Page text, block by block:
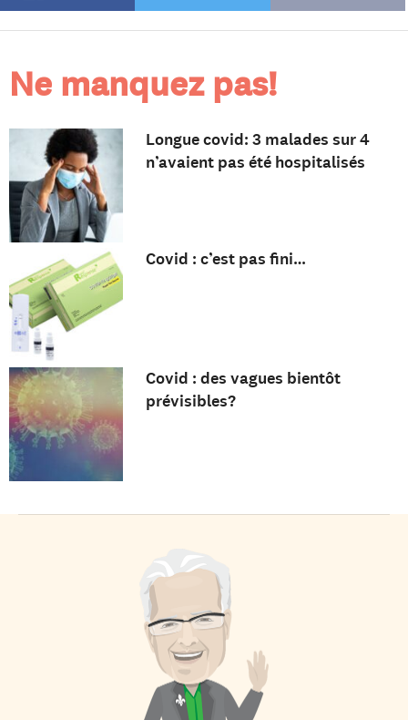
Ne manquez pas!
Longue covid: 3 malades sur 4
n’avaient pas été hospitalisés
Covid : c’est pas fini…
Covid : des vagues bientôt
prévisibles?